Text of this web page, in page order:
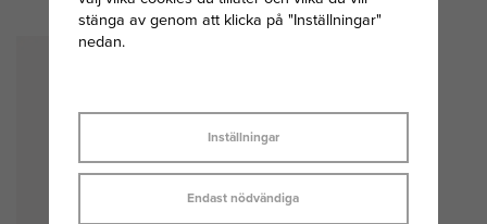
1 995 KR 449 KR
stänga av genom att klicka på "Inställningar"
nedan.
Inställningar
Endast nödvändiga